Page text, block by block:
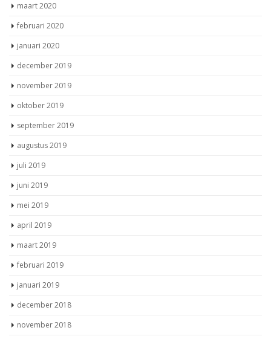
maart 2020
februari 2020
januari 2020
december 2019
november 2019
oktober 2019
september 2019
augustus 2019
juli 2019
juni 2019
mei 2019
april 2019
maart 2019
februari 2019
januari 2019
december 2018
november 2018